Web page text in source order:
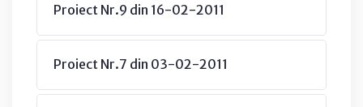
Proiect Nr.9 din 16-02-2011
Proiect Nr.7 din 03-02-2011